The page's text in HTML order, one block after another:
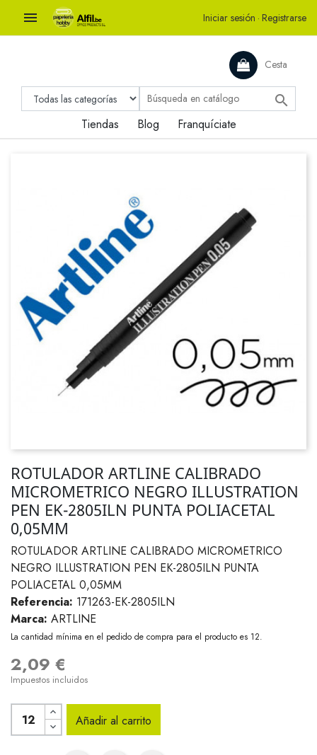
 Iniciar sesión · Registrarse
Cesta

Tiendas Blog Franquíciate
ROTULADOR ARTLINE CALIBRADO
MICROMETRICO NEGRO ILLUSTRATION
PEN EK-2805ILN PUNTA POLIACETAL
0,05MM
ROTULADOR ARTLINE CALIBRADO MICROMETRICO
NEGRO ILLUSTRATION PEN EK-2805ILN PUNTA
POLIACETAL 0,05MM
Referencia: 171263-EK-2805ILN
Marca: ARTLINE
La cantidad mínima en el pedido de compra para el producto es 12.
2,09 €
Impuestos incluidos
Añadir al carrito